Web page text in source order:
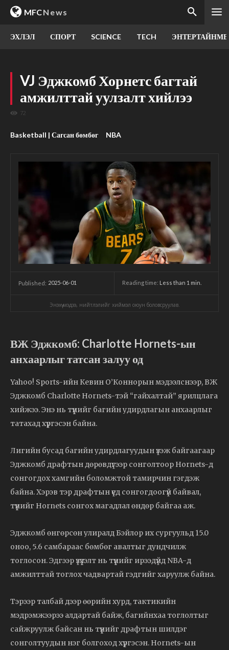
MFCNews
ЭХЛЭЛ СПОРТ SCIENCE TECH
VJ Эджкомб Хорнетс багтай
амжилттай уулзалт хийлээ
72
Basketball | Сагсан бөмбөг NBA
Published: 2025-06-01 Reading time: Less than 1 min.
Энэхүү мэдээ, нийтлэлийг хиймэл оюун боловсруулав.
ВЖ Эджкомб: Charlotte Hornets-ын
анхаарлыг татсан залуу од
Yahoo! Sports-ийн Кевин О’Коннорын мэдээлснээр, ВЖ
Эджкомб Charlotte Hornets-тэй “гайхалтай” ярилцлага
хийжээ. Энэ нь түүнийг багийн удирдлагын анхаарлыг
татахад хүргэсэн байна.
Лигийн бусад багийн удирдлагуудын үзэж байгаагаар
Эджкомб драфтын дөрөвдүгээр сонголтоор Hornets-д
сонгогдох хамгийн боломжтой тамирчин гэгдэж
байна. Хэрэв тэр драфтын үед сонгогдоогүй байвал,
түүнийг Hornets сонгох магадлал өндөр байгаа аж.
Эджкомб өнгөрсөн улиралд Бэйлор их сургуульд 15.0
оноо, 5.6 самбараас бөмбөг авалтыг дундчилж
тоглосон. Эдгээр үзүүлэлт нь түүнийг ирээдүйд NBA-д
амжилттай тоглох чадвартай гэдгийг харуулж байна.
Тэрээр талбай дээр өөрийн хурд, тактикийн
мэдрэмжээрээ алдартай байж, багийнхаа тоглолтыг
сайжруулж байсан нь түүнийг драфтын шилдэг
сонголтуудын нэг болгоход хүргэсэн. Hornets-ын